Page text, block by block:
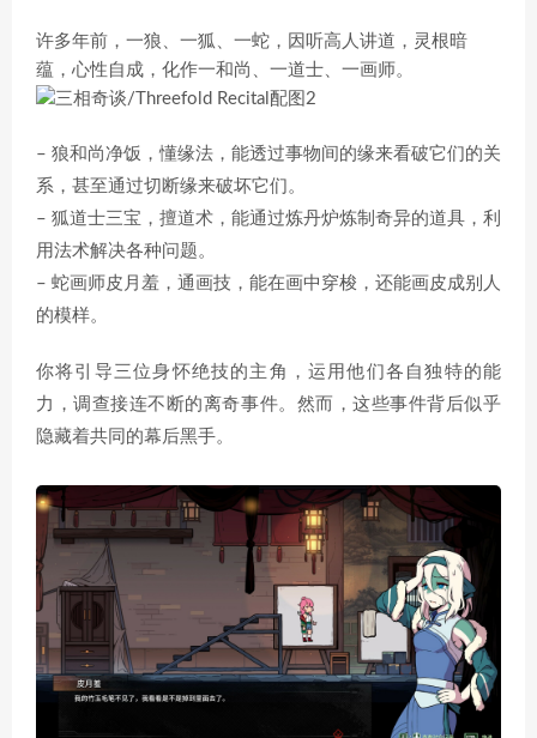
许多年前，一狼、一狐、一蛇，因听高人讲道，灵根暗
蕴，心性自成，化作一和尚、一道士、一画师。
– 狼和尚净饭，懂缘法，能透过事物间的缘来看破它们的关
系，甚至通过切断缘来破坏它们。
– 狐道士三宝，擅道术，能通过炼丹炉炼制奇异的道具，利
用法术解决各种问题。
– 蛇画师皮月羞，通画技，能在画中穿梭，还能画皮成别人
的模样。
你将引导三位身怀绝技的主角，运用他们各自独特的能
力，调查接连不断的离奇事件。然而，这些事件背后似乎
隐藏着共同的幕后黑手。